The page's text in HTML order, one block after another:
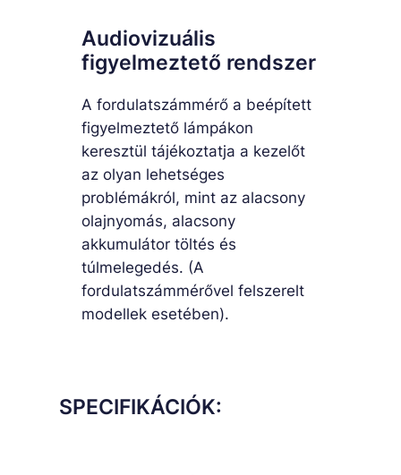
Audiovizuális
figyelmeztető rendszer
A fordulatszámmérő a beépített
figyelmeztető lámpákon
keresztül tájékoztatja a kezelőt
az olyan lehetséges
problémákról, mint az alacsony
olajnyomás, alacsony
akkumulátor töltés és
túlmelegedés. (A
fordulatszámmérővel felszerelt
modellek esetében).
SPECIFIKÁCIÓK: